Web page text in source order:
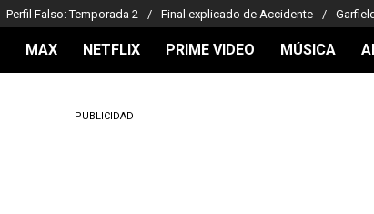
Perfil Falso: Temporada 2 Final explicado de Accidente
MAX NETFLIX PRIME VIDEO MÚSICA
PUBLICIDAD